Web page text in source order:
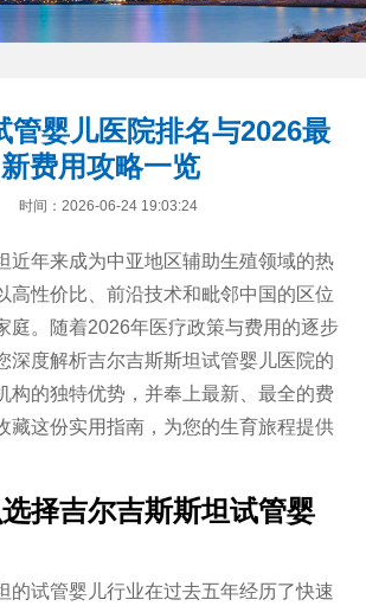
管婴儿医院排名与2026最
新费用攻略一览
时间：2026-06-24 19:03:24
近年来成为中亚地区辅助生殖领域的热
高性价比、前沿技术和毗邻中国的区位
庭。随着2026年医疗政策与费用的逐步
深度解析吉尔吉斯斯坦试管婴儿医院的
构的独特优势，并奉上最新、最全的费
藏这份实用指南，为您的生育旅程提供
择吉尔吉斯斯坦试管婴
的试管婴儿行业在过去五年经历了快速